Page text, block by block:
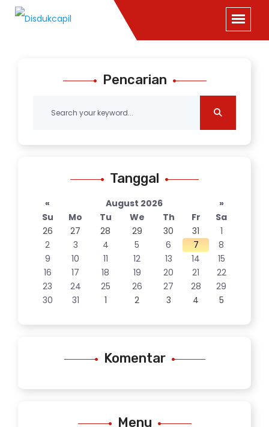
Pencarian
Tanggal
« August 2026
»
Su
Mo Tu We Th Fr
Sa
26
27 28 29 30 31
1
2
3 4 5 6 7
8
9
10 11 12 13 14
15
16
17 18 19 20 21
22
23
24 25 26 27 28
29
30
31 1 2 3 4 5
Komentar
Menu